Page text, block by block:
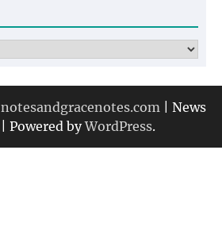
notesandgracenotes.com | News
| Powered byWordPress.